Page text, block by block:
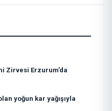
Zirvesi Erzurum’da
yoğun kar yağışıyla